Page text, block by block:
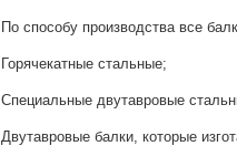
По способу производства все
Горячекатные стальные;
Специальные двутавровые
Двутавровые балки, которые